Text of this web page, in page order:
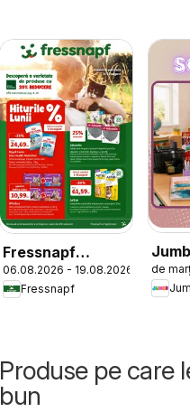
Fressnapf
Catalog
06.08.2026 - 19.08.2026
Fressnapf
nou
de
Produse pe care
bun